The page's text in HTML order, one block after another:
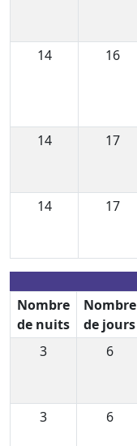
14
16
14
17
14
17
Nombre
de nuits
Nombre
de jours
3
6
3
6